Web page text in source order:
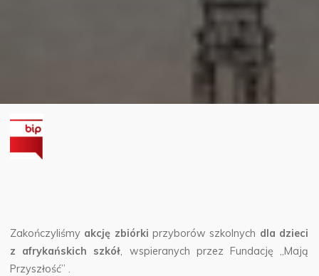
Zakończyliśmy akcję zbiórki przyborów szkolnych dla dzieci
z afrykańskich szkół, wspieranych przez Fundację „Mają
Przyszłość” .